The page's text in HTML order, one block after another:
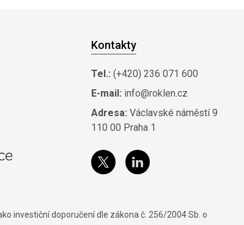
Kontakty
Tel.: (+420) 236 071 600
E-mail: info@roklen.cz
Adresa: Václavské náměstí 9
110 00 Praha 1
investiční doporučení dle zákona č. 256/2004 Sb. o